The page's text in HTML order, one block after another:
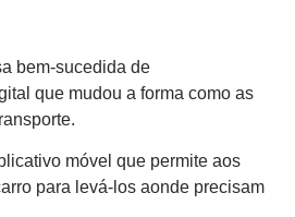
bem-sucedida de
que mudou a forma como as
móvel que permite aos
para levá-los aonde precisam